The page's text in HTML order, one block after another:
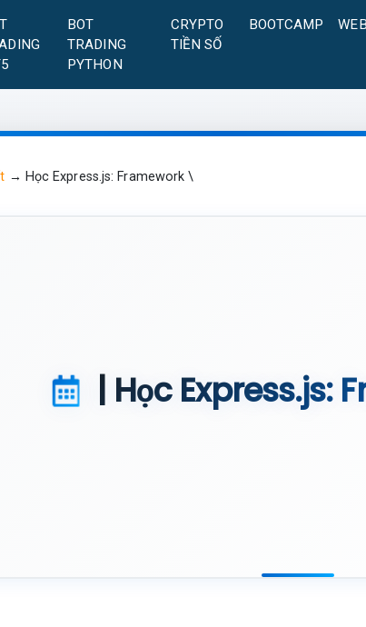
BOT
TRADING
PYTHON
CRYPTO
TIỀN SỐ
BOOTCAMP
→ Học Express.js: Framework \
| Học Express.js: